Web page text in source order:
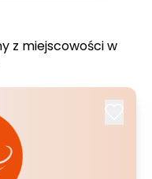
z miejscowości w